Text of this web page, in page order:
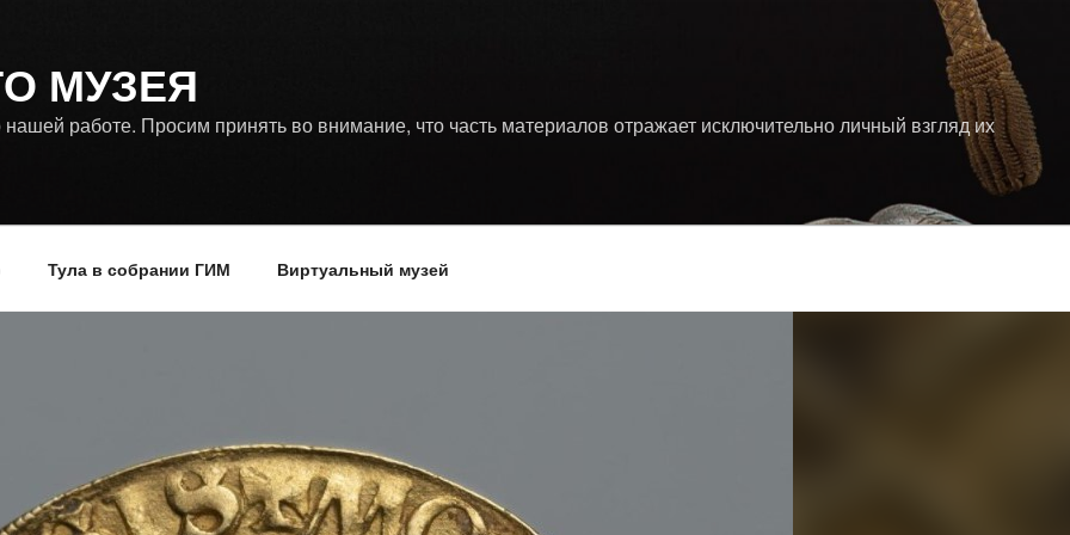
МУЗЕЯ
работе. Просим принять во внимание, что часть материалов отражает исключительно личный взгляд их
Тула в собрании ГИМ Виртуальный музей